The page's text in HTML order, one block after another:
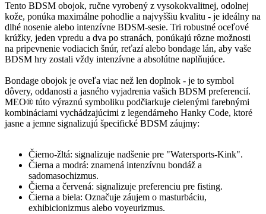
Tento BDSM obojok, ručne vyrobený z vysokokvalitnej, odolnej
kože, ponúka maximálne pohodlie a najvyššiu kvalitu - je ideálny na
dlhé nosenie alebo intenzívne BDSM-sesie. Tri robustné oceľové
krúžky, jeden vpredu a dva po stranách, ponúkajú rôzne možnosti
na pripevnenie vodiacich šnúr, reťazí alebo bondage lán, aby vaše
BDSM hry zostali vždy intenzívne a absolútne naplňujúce.
Bondage obojok je oveľa viac než len doplnok - je to symbol
dôvery, oddanosti a jasného vyjadrenia vašich BDSM preferencií.
MEO® túto výraznú symboliku podčiarkuje cielenými farebnými
kombináciami vychádzajúcimi z legendárneho Hanky Code, ktoré
jasne a jemne signalizujú špecifické BDSM záujmy:
Čierno-žltá: signalizuje nadšenie pre "Watersports-Kink".
Čierna a modrá: znamená intenzívnu bondáž a
sadomasochizmus.
Čierna a červená: signalizuje preferenciu pre fisting.
Čierna a biela: Označuje záujem o masturbáciu,
exhibicionizmus alebo voyeurizmus.